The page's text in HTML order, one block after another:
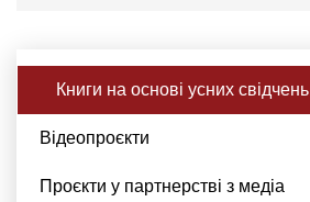
Книги на основі усних свідчень
Відеопроєкти
Проєкти у партнерстві з медіа